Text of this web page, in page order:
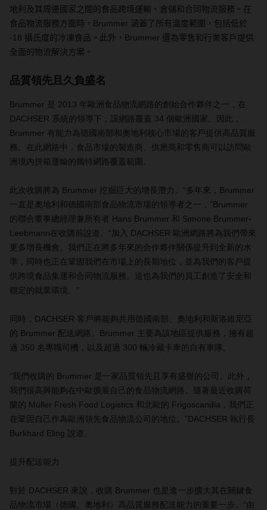
地利及其周邊國家之間的食品跨境運輸、倉儲和合同物流服務。在
食品物流服務方面時， Brummer 涵蓋了所有溫度範圍，包括低於
-18 攝氏度的冷凍食品。此外， Brummer 還為零售和行業客戶提供
全面的物流解決方案。
品質領先且久負盛名
Brummer 是 2013 年歐洲食品物流網路的創始合作夥伴之一，在
DACHSER 系統的領導下，該網路覆蓋 34 個歐洲國家。因此，
Brummer 有能力為德國南部和奧地利核心市場的客戶提供高品質服
務。在此網路中，食品市場的製造商、供應商和零售商可以訪問歐
洲境內拼箱運輸的獨特網路覆蓋範圍。
此次收購將為 Brummer 挖掘巨大的增長潛力。“多年來，Brummer
一直是奧地利和德國南部食品物流市場的領導者之一，”Brummer
的聯合董事總經理兼所有者 Hans Brummer 和 Simone Brummer-
Leebmann在收購前說道。“加入 DACHSER 歐洲網路將為我們帶來
更多增長機會。我們正在將多年來的合作夥伴關係提升到全新的水
準，同時也正在鞏固我們在市場上的長期地位，並為我們的客戶提
供跨境食品集運和合同物流服務。這也為我們的員工創造了安全和
穩定的就業環境。”
同時，DACHSER 客戶將能夠共用德國南部、奧地利和斯洛維尼亞
的 Brummer 配送網路。Brummer 主要為該地區提供服務，擁有超
過 350 名專職司機，以及超過 300 輛冷藏卡車的自有車隊。
“我們收購的 Brummer 是一家品質領先且享有盛譽的公司。此外，
我們很高興能夠在中歐擴展自己的食品物流網路。隨著最近收購荷
蘭的 Müller Fresh Food Logistics 和北歐的 Frigoscandia，我們正
在鞏固自己作為歐洲領先食品物流公司的地位。”DACHSER 執行長
Burkhard Eling 說道。
提升配送能力
對於 DACHSER 來說，收購 Brummer 也是進一步擴大其在關鍵食
品物流市場（德國、奧地利）高品質服務配送能力的重要一步。“由